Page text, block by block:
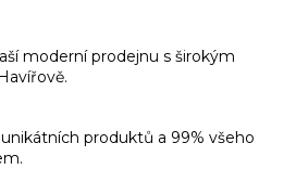
ý
p
i
u
moderní prodejnu s širokým
produktů a 99% všeho